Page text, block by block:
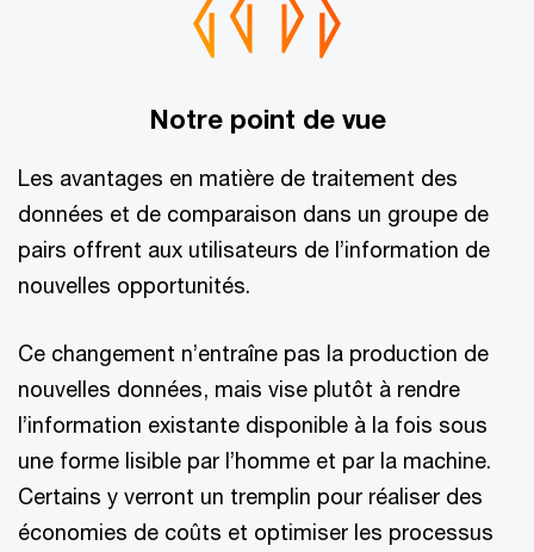
Notre point de vue
Les avantages en matière de traitement des
données et de comparaison dans un groupe de
pairs offrent aux utilisateurs de l’information de
nouvelles opportunités.
Ce changement n’entraîne pas la production de
nouvelles données, mais vise plutôt à rendre
l’information existante disponible à la fois sous
une forme lisible par l’homme et par la machine.
Certains y verront un tremplin pour réaliser des
économies de coûts et optimiser les processus